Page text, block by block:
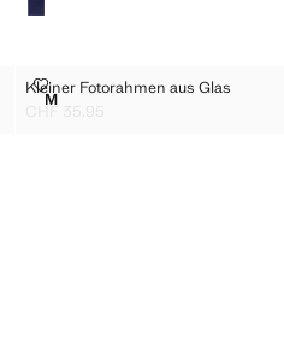
RAHMEN
Größen
MKLEINER FOTORAHMEN AUS
Kleiner Fotorahmen aus Glas
KLEINER FOTORAHMEN AUS
CHF 35.95